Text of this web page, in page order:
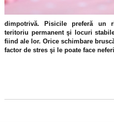
dimpotrivă. Pisicile preferă un
teritoriu permanent şi locuri
fiind ale lor. Orice schimbare
factor de stres şi le poate face